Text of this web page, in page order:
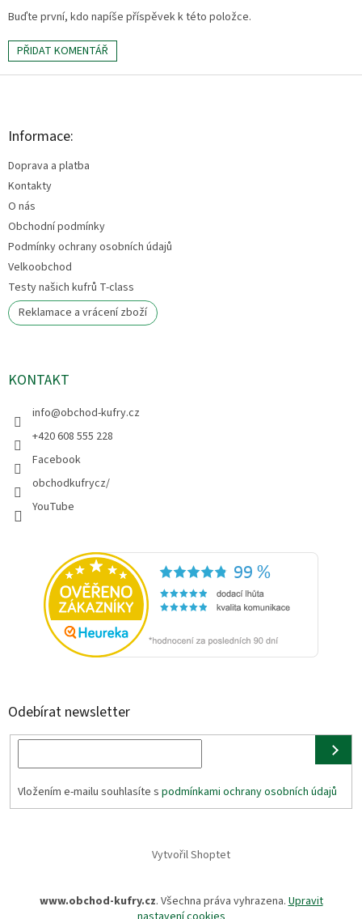
Buďte první, kdo napíše příspěvek k této položce.
PŘIDAT KOMENTÁŘ
Z
Informace:
Doprava a platba
Kontakty
O nás
Obchodní podmínky
Podmínky ochrany osobních údajů
Velkoobchod
Testy našich kufrů T-class
Reklamace a vrácení zboží
KONTAKT
info@obchod-kufry.cz
+420 608 555 228
Facebook
obchodkufrycz/
YouTube
Odebírat newsletter
Vložením e-mailu souhlasíte s podmínkami ochrany osobních údajů
Vytvořil Shoptet
www.obchod-kufry.cz. Všechna práva vyhrazena.Upravit